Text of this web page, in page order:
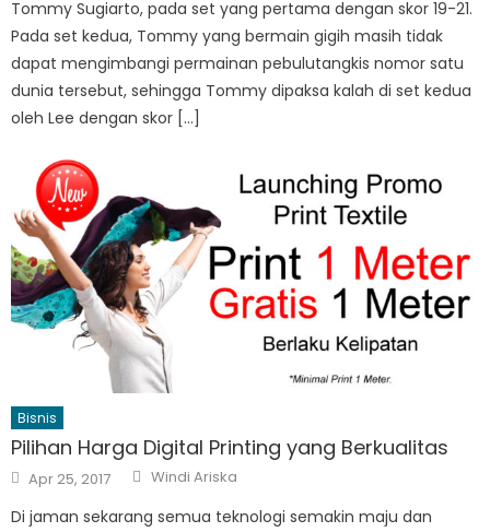
Tommy Sugiarto, pada set yang pertama dengan skor 19-21.
Pada set kedua, Tommy yang bermain gigih masih tidak
dapat mengimbangi permainan pebulutangkis nomor satu
dunia tersebut, sehingga Tommy dipaksa kalah di set kedua
oleh Lee dengan skor […]
Bisnis
Pilihan Harga Digital Printing yang Berkualitas
Posted
on
Apr 25, 2017 Author
Windi Ariska
Di jaman sekarang semua teknologi semakin maju dan